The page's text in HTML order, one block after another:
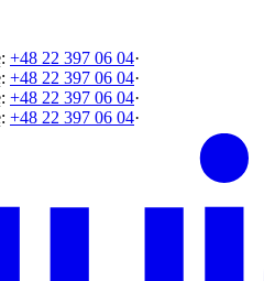
+48 22 397 06 04·
+48 22 397 06 04·
+48 22 397 06 04·
+48 22 397 06 04·